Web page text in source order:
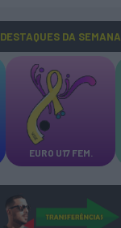
DESTAQUES DA SEMANA
EURO U17 FEM.